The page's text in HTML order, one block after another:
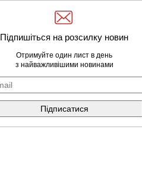
Підпишіться на розсилку новин
Отримуйте один лист в день
з найважливішими новинами